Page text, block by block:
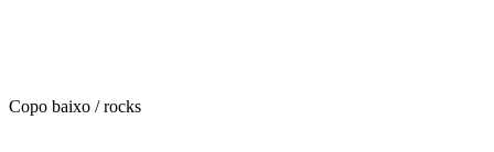
Copo baixo / rocks